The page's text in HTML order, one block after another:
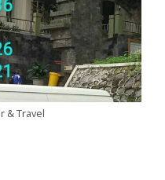
& Travel